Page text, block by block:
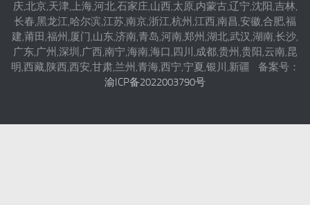
庆,北京,天津,上海,河北,石家庄,山西,太原,内蒙古,辽宁,沈阳,吉林,
长春,黑龙江,哈尔滨,江苏,南京,浙江,杭州,江西,南昌,安徽,合肥,福
建,莆田,福州,厦门,山东,济南,青岛,河南,郑州,湖北,武汉,湖南,长沙,
广东,广州,深圳,广西,南宁,海南,海口,四川,成都,贵州,贵阳,云南,昆
明,西藏,陕西,西安,甘肃,兰州,青海,西宁,宁夏,银川,新疆 备案号：
渝ICP备2022003790号